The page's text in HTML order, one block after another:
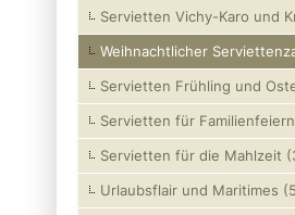
Servietten Vichy-Karo und
Weihnachtlicher
Servietten Frühling und
Servietten für
Servietten für die Mahlzeit
Urlaubsflair und Maritimes